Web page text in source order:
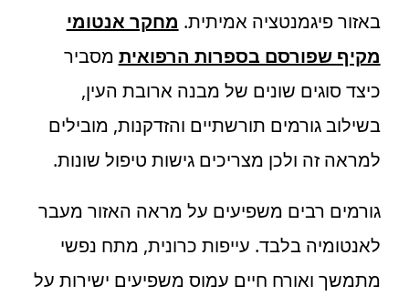
באזור פיגמנטציה אמיתית. מחקר אנטומי
מקיף שפורסם בספרות הרפואית מסביר
כיצד סוגים שונים של מבנה ארובת העין,
בשילוב גורמים תורשתיים והזדקנות, מובילים
למראה זה ולכן מצריכים גישות טיפול שונות.
גורמים רבים משפיעים על מראה האזור מעבר
לאנטומיה בלבד. עייפות כרונית, מתח נפשי
מתמשך ואורח חיים עמוס משפיעים ישירות על